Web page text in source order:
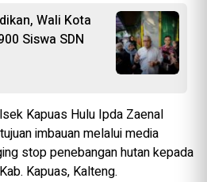
Wali Kota
Siswa SDN
Kapuas Hulu Ipda Zaenal
imbauan melalui media
stop penebangan hutan kepada
Kapuas, Kalteng.